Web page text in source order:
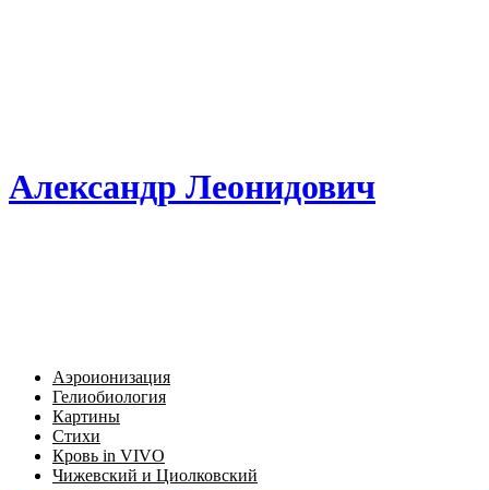
Александр Леонидович
Аэроионизация
Гелиобиология
Картины
Стихи
Кровь in VIVO
Чижевский и Циолковский